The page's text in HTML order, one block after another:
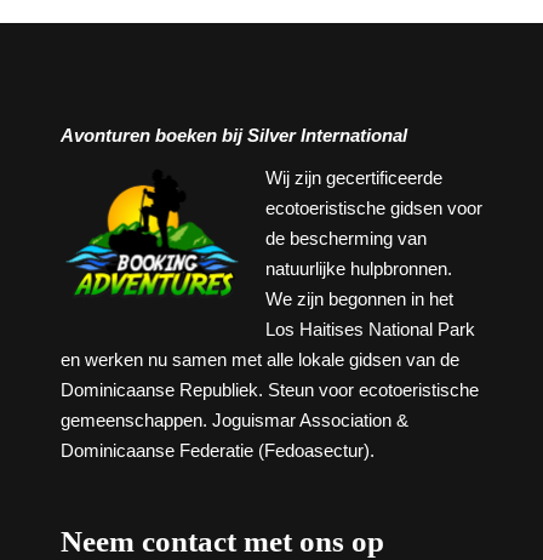
Avonturen boeken bij Silver International
Wij zijn gecertificeerde
ecotoeristische gidsen voor
de bescherming van
natuurlijke hulpbronnen.
We zijn begonnen in het
Los Haitises National Park
en werken nu samen met alle lokale gidsen van de
Dominicaanse Republiek. Steun voor ecotoeristische
gemeenschappen. Joguismar Association &
Dominicaanse Federatie (Fedoasectur).
Neem contact met ons op